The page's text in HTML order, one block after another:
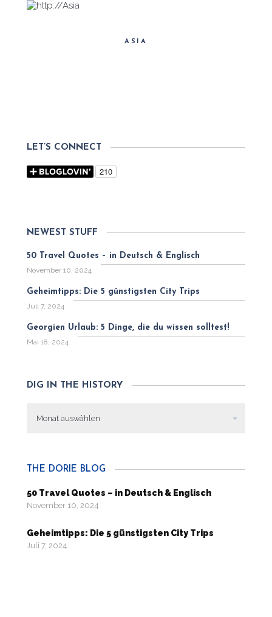
ASIA
LET’S CONNECT
NEWEST STUFF
50 Travel Quotes – in Deutsch & Englisch
November 10, 2024
Geheimtipps: Die 5 günstigsten City Trips
Juli 7, 2024
Georgien Urlaub: 5 Dinge, die du wissen solltest!
Mai 18, 2024
DIG IN THE HISTORY
THE DORIE BLOG
50 Travel Quotes – in Deutsch & Englisch
November 10, 2024
Geheimtipps: Die 5 günstigsten City Trips
Juli 7, 2024